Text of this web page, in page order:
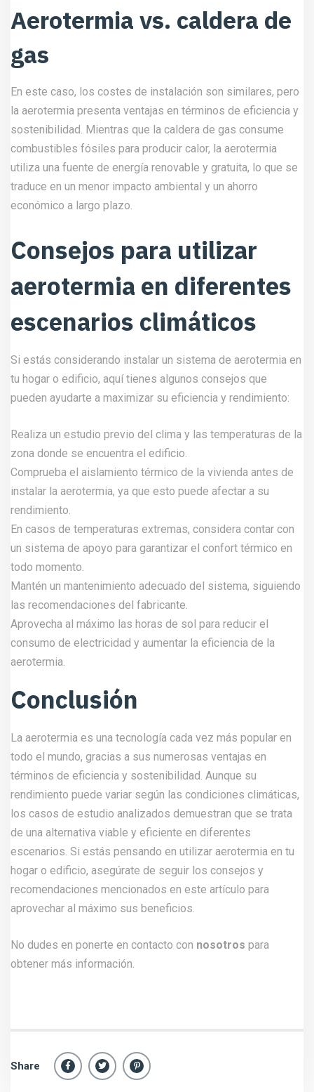
Aerotermia vs. caldera de
gas
En este caso, los costes de instalación son similares, pero
la aerotermia presenta ventajas en términos de eficiencia y
sostenibilidad. Mientras que la caldera de gas consume
combustibles fósiles para producir calor, la aerotermia
utiliza una fuente de energía renovable y gratuita, lo que se
traduce en un menor impacto ambiental y un ahorro
económico a largo plazo.
Consejos para utilizar
aerotermia en diferentes
escenarios climáticos
Si estás considerando instalar un sistema de aerotermia en
tu hogar o edificio, aquí tienes algunos consejos que
pueden ayudarte a maximizar su eficiencia y rendimiento:
Realiza un estudio previo del clima y las temperaturas de la
zona donde se encuentra el edificio.
Comprueba el aislamiento térmico de la vivienda antes de
instalar la aerotermia, ya que esto puede afectar a su
rendimiento.
En casos de temperaturas extremas, considera contar con
un sistema de apoyo para garantizar el confort térmico en
todo momento.
Mantén un mantenimiento adecuado del sistema, siguiendo
las recomendaciones del fabricante.
Aprovecha al máximo las horas de sol para reducir el
consumo de electricidad y aumentar la eficiencia de la
aerotermia.
Conclusión
La aerotermia es una tecnología cada vez más popular en
todo el mundo, gracias a sus numerosas ventajas en
términos de eficiencia y sostenibilidad. Aunque su
rendimiento puede variar según las condiciones climáticas,
los casos de estudio analizados demuestran que se trata
de una alternativa viable y eficiente en diferentes
escenarios. Si estás pensando en utilizar aerotermia en tu
hogar o edificio, asegúrate de seguir los consejos y
recomendaciones mencionados en este artículo para
aprovechar al máximo sus beneficios.
No dudes en ponerte en contacto con nosotros para
obtener más información.
Share